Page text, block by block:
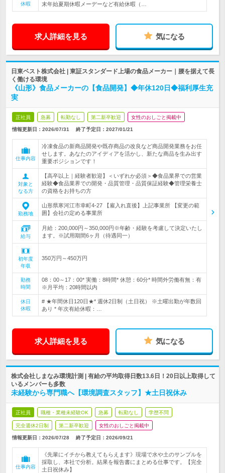
休暇
末年始夏期休暇メーデーなど有給休暇（…
求人詳細を見る 気になる
日東ベスト株式会社 | 東証スタンダード上場の食品メーカー｜腰を据えて長
く働ける環境
《山形》食品メーカーの【食品開発】◆年休120日◆福利厚生充
実
正社員 急募 転勤なし 第二新卒歓迎 女性のおしごと掲載中
情報更新日：2026/07/31 終了予定日： 2027/01/21
仕事内容
冷凍食品の新商品開発や既存商品の改良など商品開発業務をお任
せします。あなたのアイディアを活かし、新たな商品を生み出す
重要ポジションです！
対象と
なる方
【高卒以上｜経験者歓迎】＜いずれか必須＞◆食品業界での営業
経験◆食品業界での開発・品質管理・品質保証経験◆管理栄養士
の資格をお持ちの方
勤務地
山形県寒河江市幸町4-27 【雇入れ直後】上記事業所 【変更の範
囲】会社の定める事業所
給与
月給：200,000円～350,000円※年齢・経験を考慮して決定いたし
ます。※試用期間6ヶ月（待遇同一）
初年度
年収
350万円～450万円
勤務
時間
08：00～17：00* 実働：8時間* 休憩：60分* 時間外労働有無：有
※月平均：20時間以内
休日
休暇
# ★年間休日120日★* 週休2日制（土日祝） ※土曜出勤が年数回
あり * 年次有給休暇：…
求人詳細を見る 気になる
株式会社しまなみ環境計測 | 有給の平均取得日数13.6日！20日以上取得して
いるメンバーも多数
未経験から専門職へ【環境調査スタッフ】★土日祝休み
正社員 職種・業種未経験OK 急募 転勤なし 学歴不問
完全週休2日制 第二新卒歓迎 女性のおしごと掲載中
情報更新日：2026/07/28 終了予定日： 2026/09/21
仕事内容
《先輩にイチから教えてもらえます》現場で水や土のサンプルを
採取し、本社で分析。結果を報告書にまとめる仕事です。【完全
土日祝休み】